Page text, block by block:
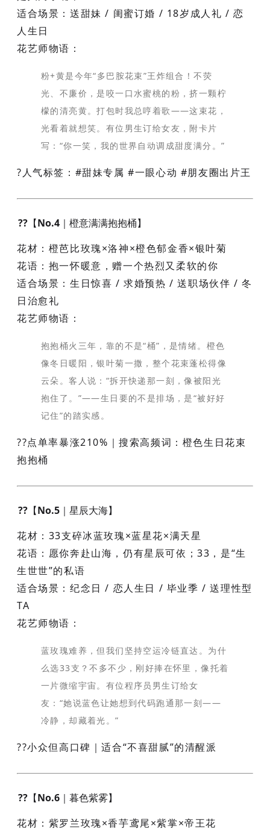
适合场景 ：送甜妹 / 闺蜜订婚 / 18岁成人礼 / 恋
人生日
花艺师物语 ：
粉+黄是今年“多巴胺花束”王炸组合！不荧
光、不廉价，是咬一口水蜜桃的粉，挤一颗柠
檬的清亮黄。打包时我总哼着歌——这束花，
光看着就想笑。有位男生订给女友，附卡片
写：“你一笑，我的世界自动调成甜度满分。”
?人气标签：#甜妹专属 #一眼心动 #朋友圈出片王
??【No.4｜橙意满满抱抱桶】
花材 ：橙芭比玫瑰×洛神×橙色郁金香×银叶菊
花语 ：抱一怀暖意，赠一个热烈又柔软的你
适合场景 ：生日惊喜 / 求婚预热 / 送职场伙伴 / 冬
日治愈礼
花艺师物语 ：
抱抱桶火三年，靠的不是“桶”，是情绪。橙色
像冬日暖阳，银叶菊一撒，整个花束蓬松得像
云朵。客人说：“拆开快递那一刻，像被阳光
抱住了。”——生日要的不是排场，是“被好好
记住”的踏实感。
??点单率暴涨210%｜搜索高频词： 橙色生日花束
抱抱桶
??【No.5｜星辰大海】
花材 ：33支碎冰蓝玫瑰×蓝星花×满天星
花语 ：愿你奔赴山海，仍有星辰可依；33，是“生
生世世”的私语
适合场景 ：纪念日 / 恋人生日 / 毕业季 / 送理性型
TA
花艺师物语 ：
蓝玫瑰难养，但我们坚持空运冷链直达。为什
么选33支？不多不少，刚好捧在怀里，像托着
一片微缩宇宙。有位程序员男生订给女
友：“她说蓝色让她想到代码跑通那一刻——
冷静，却藏着光。”
??小众但高口碑｜适合“不喜甜腻”的清醒派
??【No.6｜暮色紫雾】
花材 ：紫罗兰玫瑰×香芋鸢尾×紫掌×帝王花